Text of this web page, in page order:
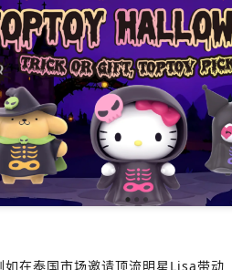
如在泰国市场邀请顶流明星Lisa带动